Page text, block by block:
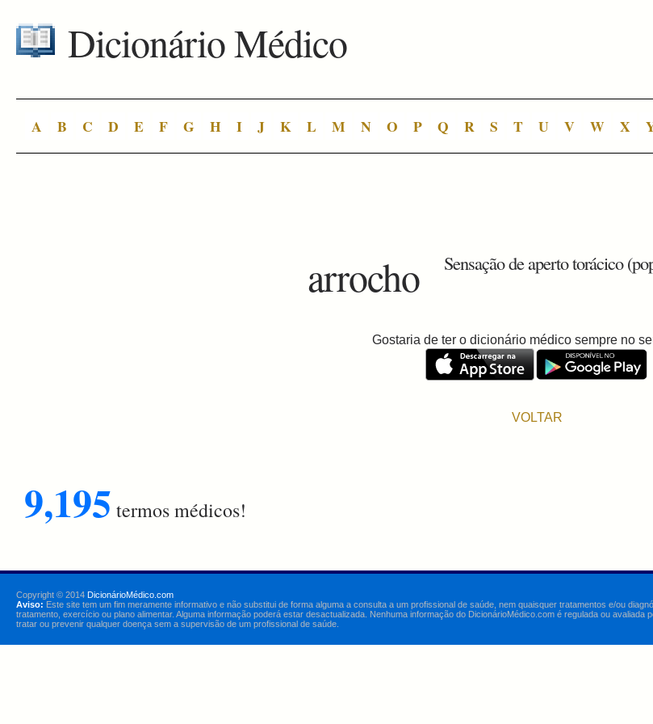
Dicionário Médico
A B C D E F G H I J K L M N O P Q R S T U V W X
arrocho Sensação de aperto torácico
Gostaria de ter o dicionário médico sempre no
VOLTAR
9,195 termos médicos!
Copyright © 2014 DicionárioMédico.com
Aviso: Este site tem um fim meramente informativo e não substitui de forma alguma a consulta a um profissional de saúde, nem quaisquer tratamentos e/ou
tratamento, exercício ou plano alimentar. Alguma informação poderá estar desactualizada. Nenhuma informação do DicionárioMédico.com é regulada ou
tratar ou prevenir qualquer doença sem a supervisão de um profissional de saúde.